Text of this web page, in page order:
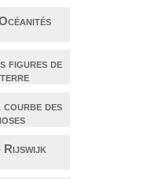
figures de
courbe des
Rijswijk